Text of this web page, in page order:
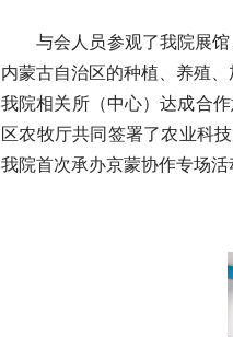
与会人员参观了我院展
内蒙古自治区的种植、养殖
我院相关所（中心）达成合
区农牧厅共同签署了农业科
我院首次承办京蒙协作专场